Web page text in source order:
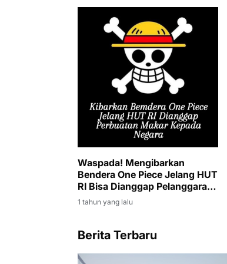
Waspada! Mengibarkan
Bendera One Piece Jelang HUT
RI Bisa Dianggap Pelanggaran
Hukum
1 tahun yang lalu
Berita Terbaru